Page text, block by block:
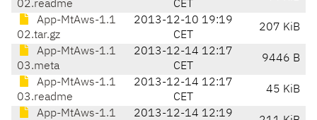
02.readme
CET
App-MtAws-1.1
02.tar.gz
2013-12-10 19:19
CET
207 KiB
App-MtAws-1.1
03.meta
2013-12-14 12:17
CET
9446 B
App-MtAws-1.1
03.readme
2013-12-14 12:17
CET
45 KiB
App-MtAws-1.1 2013-12-14 12:19